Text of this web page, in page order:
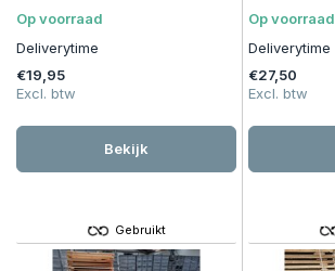
Op voorraad
Deliverytime
€19,95
Excl. btw
Bekijk
Op voorraad
Deliverytime
€27,50
Excl. btw
Gebruikt